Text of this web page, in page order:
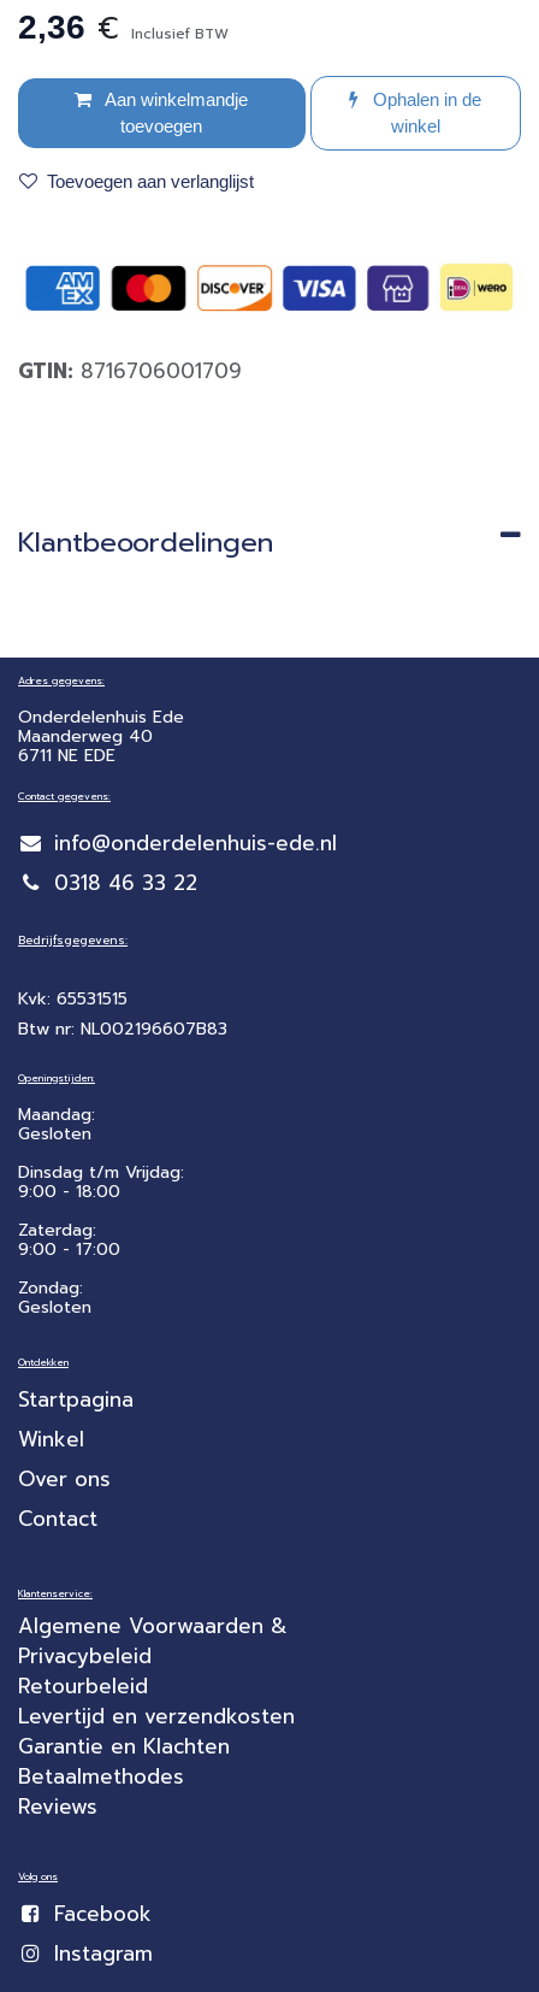
2,36 € Inclusief BTW
Aan winkelmandje
toevoegen
Ophalen in de
winkel
Toevoegen aan verlanglijst
GTIN: 8716706001709
Klantbeoordelingen
Adres gegevens:
Onderdelenhuis Ede
Maanderweg 40
6711 NE EDE
Contact gegevens:
info@onderdelenhuis-ede.nl
0318 46 33 22
Bedrijfsgegevens:
Kvk: 65531515
Btw nr: NL002196607B83
Openingstijden:
Maandag:
Gesloten
Dinsdag t/m Vrijdag:
9:00 - 18:00
Zaterdag:
​9:00 - 17:00
Zondag:
Gesloten
Ontdekken
Startpagina
Winkel
Over ons
Contact
Klantenservice:
Algemene Voorwaarden &
Privacybeleid
Retourbeleid
Levertijd en verzendkosten
Garantie en Klachten
Betaalmethodes
Reviews
Volg ons
Facebook
Instagram